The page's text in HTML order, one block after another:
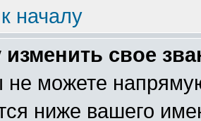
началу
изменить свое
можете
ниже вашего